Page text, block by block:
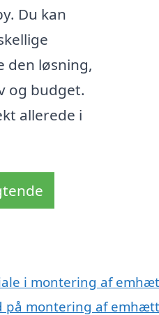
Du kan
den løsning,
og budget.
allerede i
i montering af
montering af